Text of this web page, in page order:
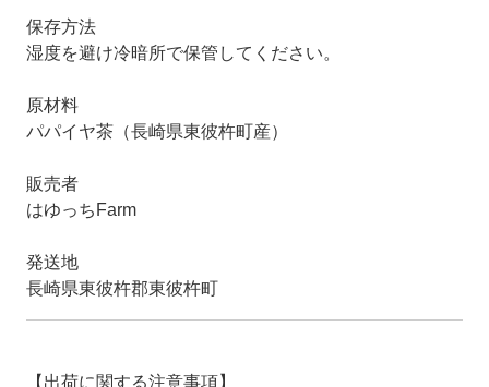
保存方法
湿度を避け冷暗所で保管してください。
原材料
パパイヤ茶（長崎県東彼杵町産）
販売者
はゆっちFarm
発送地
長崎県東彼杵郡東彼杵町
【出荷に関する注意事項】